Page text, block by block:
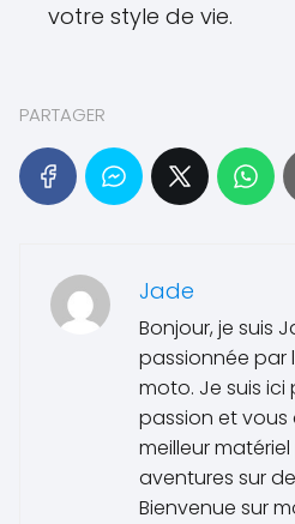
votre style de vie.
PARTAGER
Jade
Bonjour, je suis
passionnée par
moto. Je suis
passion et vous
meilleur
aventures sur
Bienvenue sur